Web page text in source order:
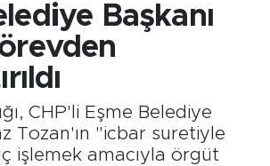
Başkanı
CHP'li Eşme Belediye
Tozan'ın "icbar suretiyle
işlemek amacıyla örgüt
Haberleri